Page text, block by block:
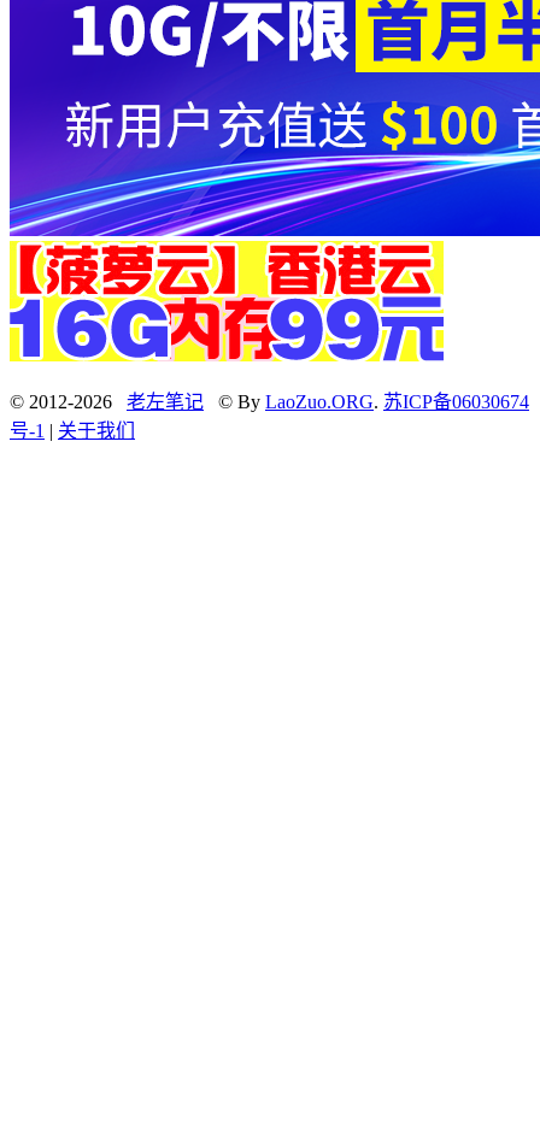
© 2012-2026 老左笔记 © By LaoZuo.ORG. 苏ICP备06030674
号-1 | 关于我们